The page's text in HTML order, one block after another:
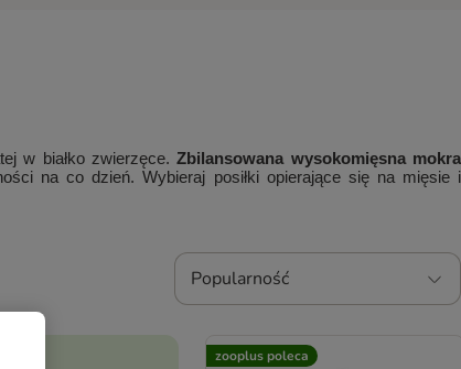
w białko zwierzęce. Zbilansowana wysokomięsna mokra
na co dzień. Wybieraj posiłki opierające się na mięsie i
Popularność
zooplus poleca